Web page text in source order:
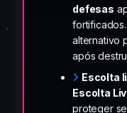
defesas
alternativo
após
Escolta
Escolta
proteger